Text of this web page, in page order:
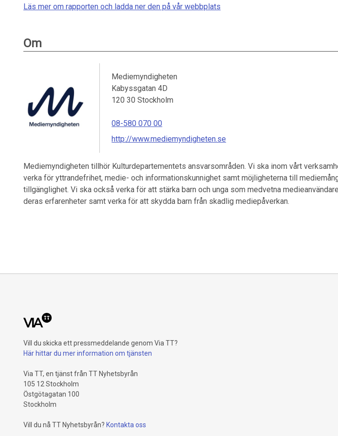
Läs mer om rapporten och ladda ner den på vår webbplats
Om
Mediemyndigheten
Kabyssgatan 4D
120 30 Stockholm
08-580 070 00
http://www.mediemyndigheten.se
Mediemyndigheten tillhör Kulturdepartementets ansvarsområden. Vi ska inom vårt
verka för yttrandefrihet, medie- och informationskunnighet samt möjligheterna till
tillgänglighet. Vi ska också verka för att stärka barn och unga som medvetna
deras erfarenheter samt verka för att skydda barn från skadlig mediepåverkan.
Vill du skicka ett pressmeddelande genom Via TT?
Här hittar du mer information om tjänsten
Via TT, en tjänst från TT Nyhetsbyrån
105 12 Stockholm
Östgötagatan 100
Stockholm
Vill du nå TT Nyhetsbyrån? Kontakta oss